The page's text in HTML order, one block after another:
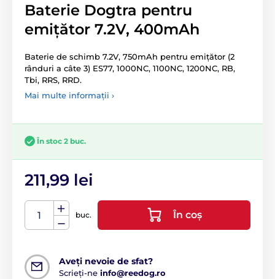
Baterie Dogtra pentru
emițător 7.2V, 400mAh
Baterie de schimb 7.2V, 750mAh pentru emițător (2
rânduri a câte 3) ES77, 1000NC, 1100NC, 1200NC, RB,
Tbi, RRS, RRD.
Mai multe informații ›
În stoc 2 buc.
211,99 lei
buc. În coș
Aveți nevoie de sfat?
Scrieți-ne info@reedog.ro